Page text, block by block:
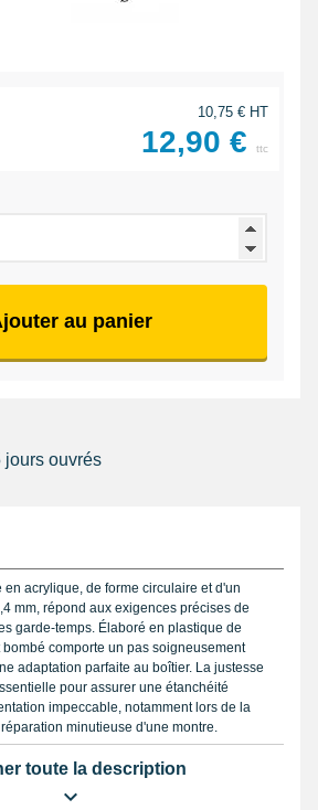
10,75 € HT
12,90 € ttc
au panier
jours ouvrés
en acrylique, de forme circulaire et d'un
mm, répond aux exigences précises de
garde-temps. Élaboré en plastique de
comporte un pas soigneusement
adaptation parfaite au boîtier. La justesse
pour assurer une étanchéité
impeccable, notamment lors de la
minutieuse d'une montre.
acrylique offre une résistance suffisante
en plexiglas, il est conseillé d'utiliser un
toute la description